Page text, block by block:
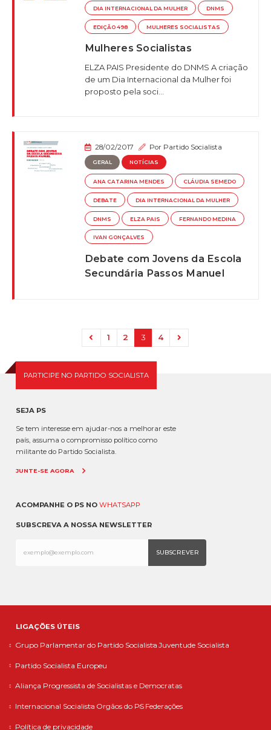
DIA INTERNACIONAL DA MULHER DNMS
EDIÇÃO 498 MULHERES SOCIALISTAS
Mulheres Socialistas
ELZA PAIS Presidente do DNMS A criação
de um Dia Internacional da Mulher foi
proposto pela soci...
28/02/2017 Por Partido Socialista
GERAL NOTÍCIAS
ANA CATARINA MENDES CLÁUDIA SEMEDO
DEBATE DIA INTERNACIONAL DA MULHER
DNMS ELZA PAIS FERNANDO MEDINA
IVAN GONÇALVES
Debate com Jovens da Escola
Secundária Passos Manuel
1 2 3 4
PARTICIPE NO PARTIDO SOCIALISTA
SEJA PS
Se tem interesse em ajudar-nos a melhorar este
país, assuma o compromisso político como
militante do Partido Socialista.
JUNTE-SE AGORA
ACOMPANHE O PS NO WHATSAPP
SUBSCREVA A NOSSA NEWSLETTER
LIGAÇÕES ÚTEIS
Grupo Parlamentar do Partido Socialista Juventude Socialista
Partido Socialista Europeu
Aliança Progressista de Socialistas e Democratas
Internacional Socialista Orgãos do PS Federações
Política de privacidade